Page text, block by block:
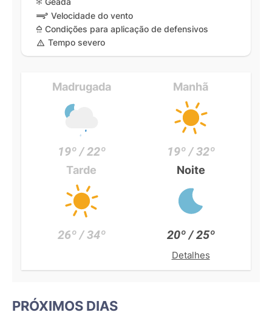
Velocidade do vento
Condições para aplicação de defensivos
Tempo severo
Madrugada
19º / 22º
Manhã
19º / 32º
Tarde
26º / 34º
Noite
20º / 25º
Detalhes
PRÓXIMOS DIAS